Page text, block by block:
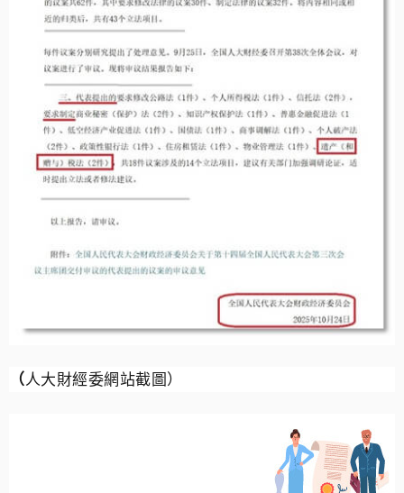
（人大財經委網站截圖）